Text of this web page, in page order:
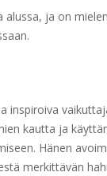
alussa, ja on
inspiroiva
kautta ja
Hänen
merkittävän